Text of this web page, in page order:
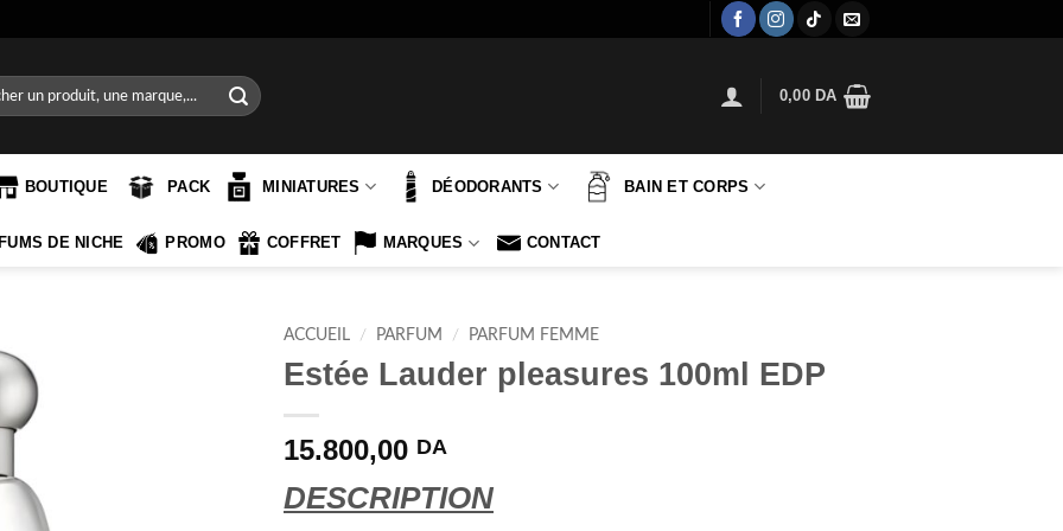
0,00 DA
BOUTIQUE PACK MINIATURES DÉODORANTS BAIN ET CORPS
DE NICHE PROMO COFFRET MARQUES CONTACT
ACCUEIL / PARFUM / PARFUM FEMME
Estée Lauder pleasures 100ml EDP
15.800,00 DA
DESCRIPTION